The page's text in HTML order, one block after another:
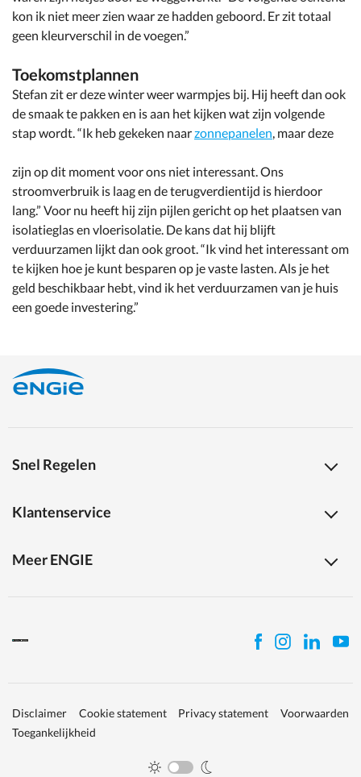
kon ik niet meer zien waar ze hadden geboord. Er zit totaal
geen kleurverschil in de voegen.”
Toekomstplannen
Stefan zit er deze winter weer warmpjes bij. Hij heeft dan ook
de smaak te pakken en is aan het kijken wat zijn volgende
stap wordt. “Ik heb gekeken naarzonnepanelen, maar deze
zijn op dit moment voor ons niet interessant. Ons
stroomverbruik is laag en de terugverdientijd is hierdoor
lang.” Voor nu heeft hij zijn pijlen gericht op het plaatsen van
isolatieglas en vloerisolatie. De kans dat hij blijft
verduurzamen lijkt dan ook groot. “Ik vind het interessant om
te kijken hoe je kunt besparen op je vaste lasten. Als je het
geld beschikbaar hebt, vind ik het verduurzamen van je huis
een goede investering.”
Snel Regelen
Klantenservice
Meer ENGIE
Disclaimer Cookie statement Privacy statement
Voorwaarden
Toegankelijkheid